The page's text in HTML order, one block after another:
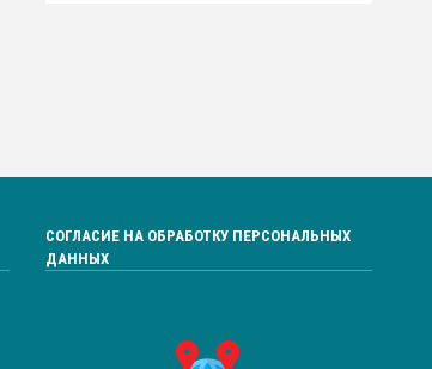
СОГЛАСИЕ НА ОБРАБОТКУ ПЕРСОНАЛЬНЫХ
ДАННЫХ